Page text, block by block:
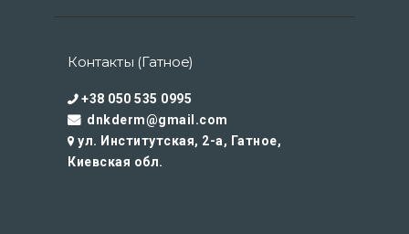
Контакты (Гатное)
+38 050 535 0995
dnkderm@gmail.com
ул. Институтская, 2-а, Гатное,
Киевская обл.